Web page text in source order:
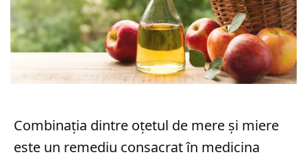
Combinația dintre oțetul de mere și miere
este un remediu consacrat în medicina